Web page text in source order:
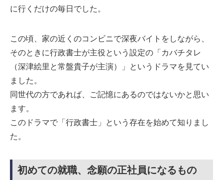
に行くだけの毎日でした。
この頃、家の近くのコンビニで深夜バイトをしながら、
そのときに行政書士が主役という設定の「カバチタレ
（深津絵里と常盤貴子が主演）」というドラマを見てい
ました。
同世代の方であれば、ご記憶にあるのではないかと思い
ます。
このドラマで「行政書士」という存在を始めて知りまし
た。
初めての就職、念願の正社員になるもの